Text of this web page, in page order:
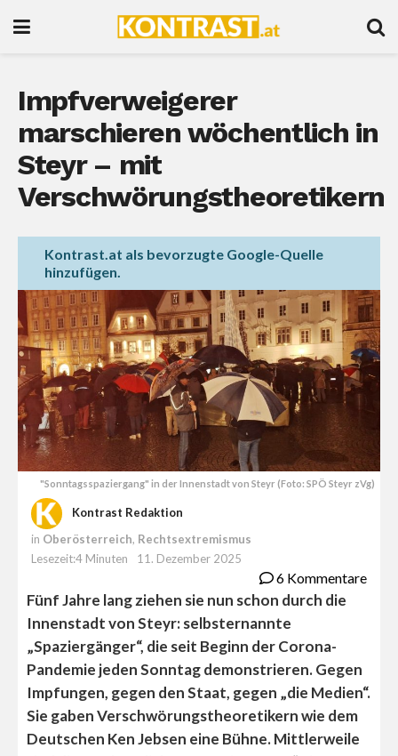
Impfverweigerer
marschieren wöchentlich in
Steyr – mit
Verschwörungstheoretikern
Kontrast.at als bevorzugte Google-Quelle
hinzufügen.
"Sonntagsspaziergang" in der Innenstadt von Steyr (Foto: SPÖ Steyr zVg)
Kontrast Redaktion
in Oberösterreich, Rechtsextremismus
Lesezeit:4 Minuten
11. Dezember 2025
6 Kommentare
Fünf Jahre lang ziehen sie nun schon durch die
Innenstadt von Steyr: selbsternannte
„Spaziergänger“, die seit Beginn der Corona-
Pandemie jeden Sonntag demonstrieren. Gegen
Impfungen, gegen den Staat, gegen „die Medien“.
Sie gaben Verschwörungstheoretikern wie dem
Deutschen Ken Jebsen eine Bühne. Mittlerweile